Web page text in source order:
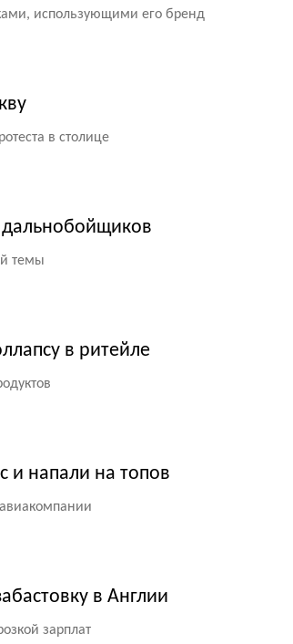
использующими его бренд
в столице
дальнобойщиков
темы
в ритейле
и напали на топов
в Англии
зарплат